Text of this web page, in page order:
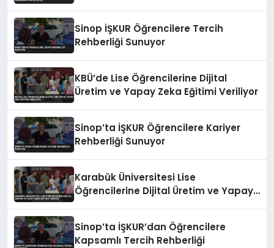
Sinop İŞKUR Öğrencilere Tercih
Rehberliği Sunuyor
KBÜ’de Lise Öğrencilerine Dijital
Üretim ve Yapay Zeka Eğitimi Veriliyor
Sinop’ta İŞKUR Öğrencilere Kariyer
Rehberliği Sunuyor
Karabük Üniversitesi Lise
Öğrencilerine Dijital Üretim ve Yapay
Sinop’ta İŞKUR’dan Öğrencilere
Kapsamlı Tercih Rehberliği